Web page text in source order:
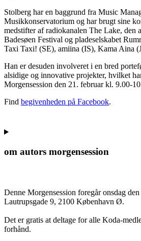
Stolberg har en baggrund fra Music
Musikkonservatorium og har brugt sine
medstifter af radiokanalen The Lake, den
Badesøen Festival og pladeselskabet
Taxi Taxi! (SE), amiina (IS), Kama Aina
Han er desuden involveret i en bred
alsidige og innovative projekter, hvilket
Morgensession den 21. februar kl. 9.00-
Find begivenheden på Facebook.
om autors morgensession
Denne Morgensession foregår onsdag
Lautrupsgade 9, 2100 København Ø.
Det er gratis at deltage for alle Koda-
forhånd.